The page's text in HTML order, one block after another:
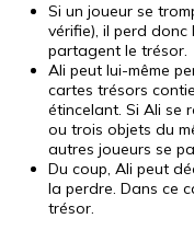
Si un joueur se
vérifie), il perd donc
partagent le trésor.
Ali peut lui-même
cartes trésors
étincelant. Si Ali se
ou trois objets du
autres joueurs se
Du coup, Ali peut
la perdre. Dans ce
trésor.